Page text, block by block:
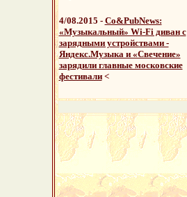
4/08.2015 - Со&PubNews:
«Музыкальный» Wi-Fi диванс
зарядными устройствами -
Яндекс.Музыка и «Свечение»
зарядили главные московские
фестивали<